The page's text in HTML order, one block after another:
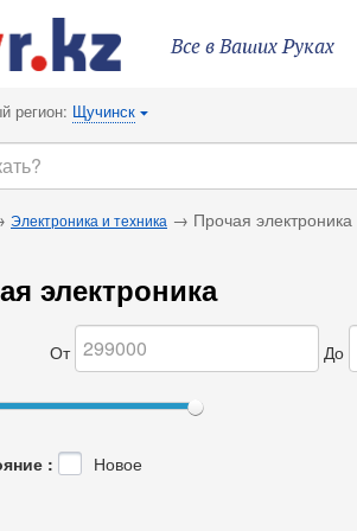
Все в Ваших Руках
регион: Щучинск {
Электроника и техника → Прочая электроника
электроника
От До
: Новое